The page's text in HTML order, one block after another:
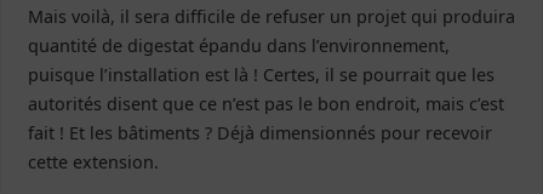
Mais voilà, il sera difficile de refuser un projet qui produira
quantité de digestat épandu dans l’environnement,
puisque l’installation est là ! Certes, il se pourrait que les
autorités disent que ce n’est pas le bon endroit, mais c’est
fait ! Et les bâtiments ? Déjà dimensionnés pour recevoir
cette extension.